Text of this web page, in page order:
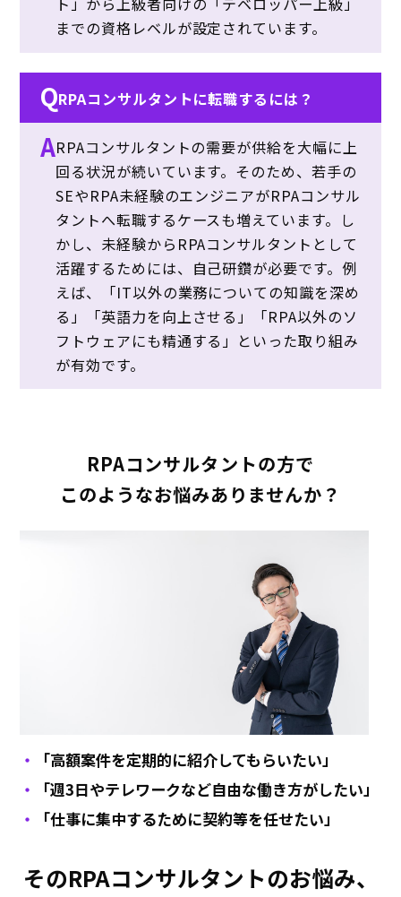
までの資格レベルが設定されています。
QRPAコンサルタントに転職するには？
ARPAコンサルタントの需要が供給を大幅に上
回る状況が続いています。そのため、若手の
SEやRPA未経験のエンジニアがRPAコンサル
タントへ転職するケースも増えています。し
かし、未経験からRPAコンサルタントとして
活躍するためには、自己研鑽が必要です。例
えば、「IT以外の業務についての知識を深め
る」「英語力を向上させる」「RPA以外のソ
フトウェアにも精通する」といった取り組み
が有効です。
RPAコンサルタントの方で
このようなお悩みありませんか？
「高額案件を定期的に紹介してもらいたい」
「週3日やテレワークなど自由な働き方がしたい」
「仕事に集中するために契約等を任せたい」
そのRPAコンサルタントのお悩み、